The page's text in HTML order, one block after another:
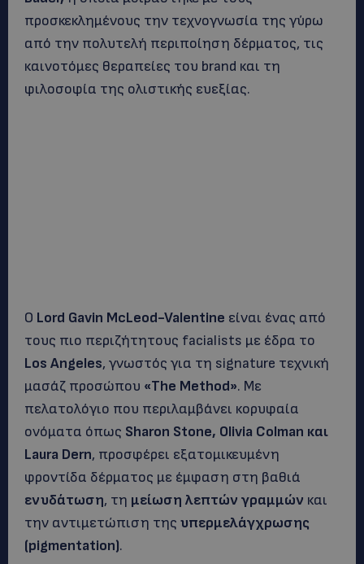
προσκεκλημένους την τεχνογνωσία της γύρω
από την πολυτελή περιποίηση δέρματος, τις
καινοτόμες θεραπείες του brand και τη
φιλοσοφία της ολιστικής ευεξίας.
Ο Lord Gavin McLeod-Valentine είναι ένας από
τους πιο περιζήτητους facialists με έδρα το
Los Angeles, γνωστός για τη signature τεχνική
μασάζ προσώπου «The Method». Με
πελατολόγιο που περιλαμβάνει κορυφαία
ονόματα όπως Sharon Stone, Olivia Colman και
Laura Dern, προσφέρει εξατομικευμένη
φροντίδα δέρματος με έμφαση στη βαθιά
ενυδάτωση, τη μείωση λεπτών γραμμών και
την αντιμετώπιση της υπερμελάγχρωσης
(pigmentation).